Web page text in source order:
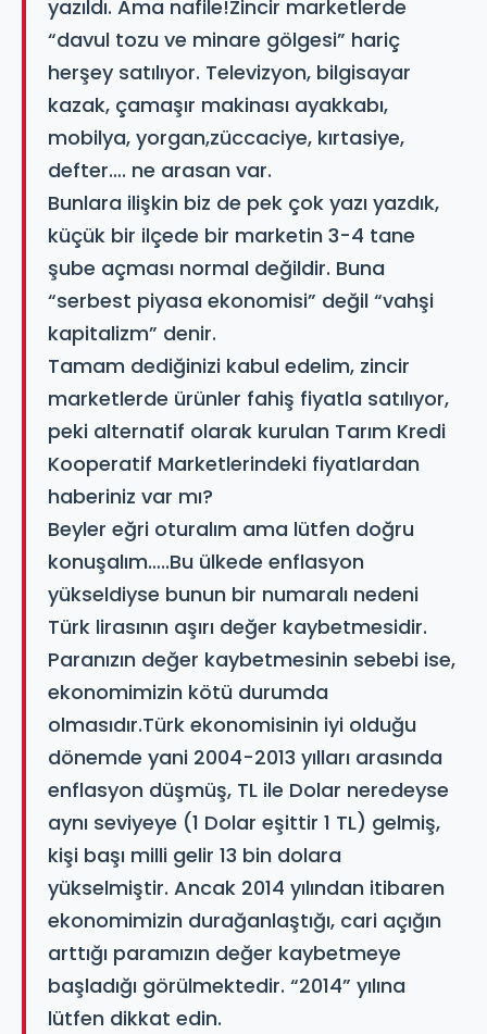
yazıldı. Ama nafile!Zincir marketlerde
“davul tozu ve minare gölgesi” hariç
herşey satılıyor. Televizyon, bilgisayar
kazak, çamaşır makinası ayakkabı,
mobilya, yorgan,züccaciye, kırtasiye,
defter…. ne arasan var.
Bunlara ilişkin biz de pek çok yazı yazdık,
küçük bir ilçede bir marketin 3-4 tane
şube açması normal değildir. Buna
“serbest piyasa ekonomisi” değil “vahşi
kapitalizm” denir.
Tamam dediğinizi kabul edelim, zincir
marketlerde ürünler fahiş fiyatla satılıyor,
peki alternatif olarak kurulan Tarım Kredi
Kooperatif Marketlerindeki fiyatlardan
haberiniz var mı?
Beyler eğri oturalım ama lütfen doğru
konuşalım…..Bu ülkede enflasyon
yükseldiyse bunun bir numaralı nedeni
Türk lirasının aşırı değer kaybetmesidir.
Paranızın değer kaybetmesinin sebebi ise,
ekonomimizin kötü durumda
olmasıdır.Türk ekonomisinin iyi olduğu
dönemde yani 2004-2013 yılları arasında
enflasyon düşmüş, TL ile Dolar neredeyse
aynı seviyeye (1 Dolar eşittir 1 TL) gelmiş,
kişi başı milli gelir 13 bin dolara
yükselmiştir. Ancak 2014 yılından itibaren
ekonomimizin durağanlaştığı, cari açığın
arttığı paramızın değer kaybetmeye
başladığı görülmektedir. “2014” yılına
lütfen dikkat edin.